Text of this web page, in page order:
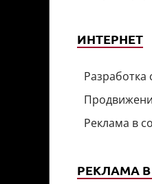
ИНТЕРНЕТ
Разработка
Реклама в
РЕКЛАМА